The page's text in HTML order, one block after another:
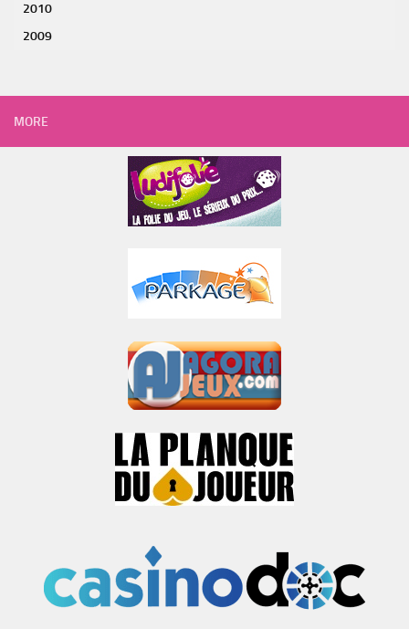
2010
2009
MORE